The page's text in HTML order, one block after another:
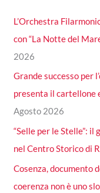
L’Orchestra
con “La Notte del
2026
Grande successo per
presenta il cartellone
Agosto 2026
“Selle per le Stelle”:
nel Centro Storico di
Cosenza, documento
coerenza non è uno